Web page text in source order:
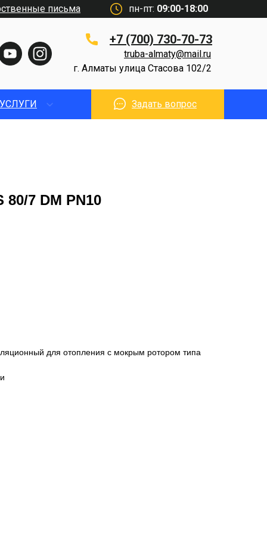
пн-пт: 09:00-18:00
+7 (700) 730-70-73
г. Алматы улица Стасова 102/2
truba-almaty@mail.ru
письма
Задать вопрос
7 DM PN10
для отопления с мокрым ротором типа